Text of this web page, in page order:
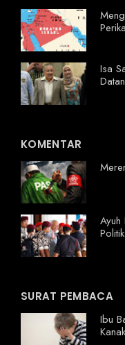
Isa
KOMENTAR
Ayuh
SURAT PEMBACA
Ibu